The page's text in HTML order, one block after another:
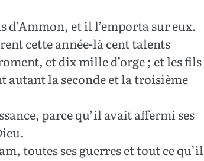
d’Ammon, et il l’emporta sur eux.
cette année-là cent talents
et dix mille d’orge ; et les fils
autant la seconde et la troisième
parce qu’il avait affermi ses
toutes ses guerres et tout ce qu’il